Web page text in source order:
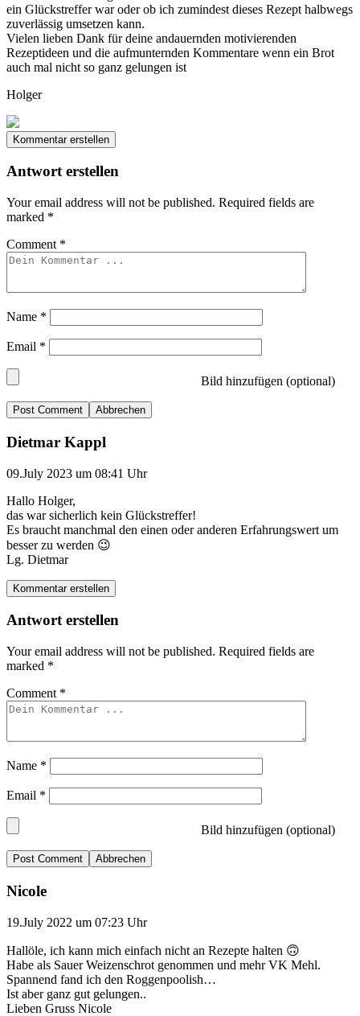
ein Glückstreffer war oder ob ich zumindest dieses Rezept halbwegs
zuverlässig umsetzen kann.
Vielen lieben Dank für deine andauernden motivierenden
Rezeptideen und die aufmunternden Kommentare wenn ein Brot
auch mal nicht so ganz gelungen ist
Holger
Kommentar erstellen
Antwort erstellen
Your email address will not be published. Required fields are
marked *
Comment *
Name *
Email *
Bild hinzufügen (optional)
Abbrechen
Dietmar Kappl
09.July 2023 um 08:41 Uhr
Hallo Holger,
das war sicherlich kein Glückstreffer!
Es braucht manchmal den einen oder anderen Erfahrungswert um
besser zu werden 😉
Lg. Dietmar
Kommentar erstellen
Antwort erstellen
Your email address will not be published. Required fields are
marked *
Comment *
Name *
Email *
Bild hinzufügen (optional)
Abbrechen
Nicole
19.July 2022 um 07:23 Uhr
Hallöle, ich kann mich einfach nicht an Rezepte halten 🙃
Habe als Sauer Weizenschrot genommen und mehr VK Mehl.
Spannend fand ich den Roggenpoolish…
Ist aber ganz gut gelungen..
Lieben Gruss Nicole